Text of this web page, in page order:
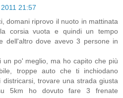
21:57
domani riprovo il nuoto in mattinata
corsia vuota e quindi un tempo
dell'altro dove avevo 3 persone in
un po' meglio, ma ho capito che più
troppe auto che ti inchiodano
trovare una strada giusta
5km ho dovuto fare 3 frenate